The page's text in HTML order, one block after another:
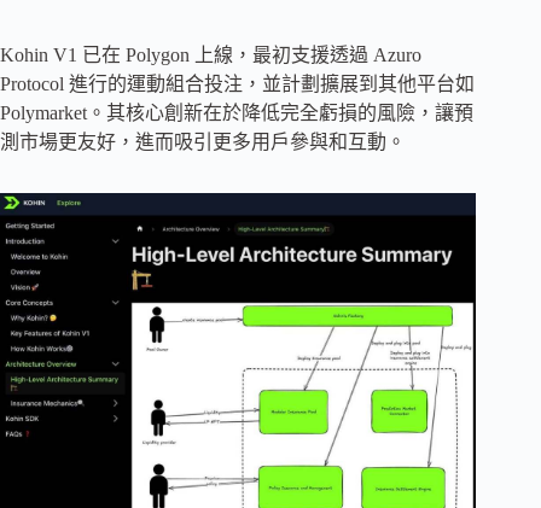
Kohin V1 已在 Polygon 上線，最初支援透過 Azuro
Protocol 進行的運動組合投注，並計劃擴展到其他平台如
Polymarket。其核心創新在於降低完全虧損的風險，讓預
測市場更友好，進而吸引更多用戶參與和互動。